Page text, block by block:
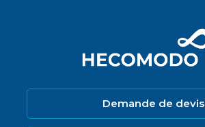
Demande de devis